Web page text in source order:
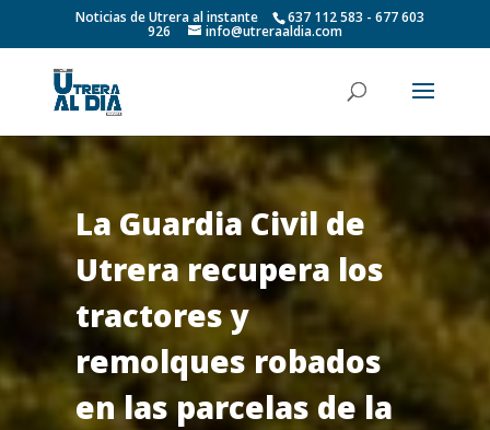
Noticias de Utrera al instante 637 112 583 - 677 603
926 info@utreraaldia.com
La Guardia Civil de
Utrera recupera los
tractores y
remolques robados
en las parcelas de la